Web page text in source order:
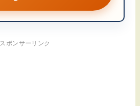
スポンサーリンク